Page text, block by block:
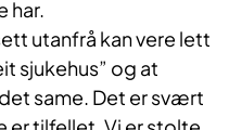
har.
utanfrå kan vere lett
sjukehus” og at
same. Det er svært